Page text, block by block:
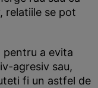
relatiile se pot
pentru a evita
agresiv sau,
fi un astfel de